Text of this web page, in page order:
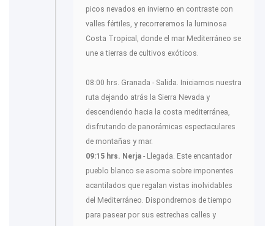
picos nevados en invierno en contraste con
valles fértiles, y recorreremos la luminosa
Costa Tropical, donde el mar Mediterráneo se
une a tierras de cultivos exóticos.
08:00 hrs. Granada - Salida. Iniciamos nuestra
ruta dejando atrás la Sierra Nevada y
descendiendo hacia la costa mediterránea,
disfrutando de panorámicas espectaculares
de montañas y mar.
09:15 hrs. Nerja - Llegada. Este encantador
pueblo blanco se asoma sobre imponentes
acantilados que regalan vistas inolvidables
del Mediterráneo. Dispondremos de tiempo
para pasear por sus estrechas calles y